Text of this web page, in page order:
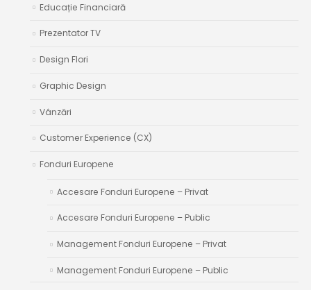
Educație Financiară
Prezentator TV
Design Flori
Graphic Design
Vânzări
Customer Experience (CX)
Fonduri Europene
Accesare Fonduri Europene – Privat
Accesare Fonduri Europene – Public
Management Fonduri Europene – Privat
Management Fonduri Europene – Public